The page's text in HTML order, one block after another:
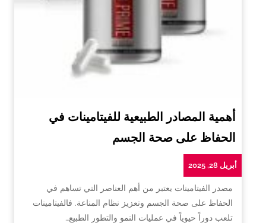
أهمية المصادر الطبيعية للفيتامينات في
الحفاظ على صحة الجسم
أبريل 28, 2025
مصدر الفيتامينات يعتبر من أهم العناصر التي تساهم في
الحفاظ على صحة الجسم وتعزيز نظام المناعة. فالفيتامينات
تلعب دوراً حيوياً في عمليات النمو والتطور الطبيع…